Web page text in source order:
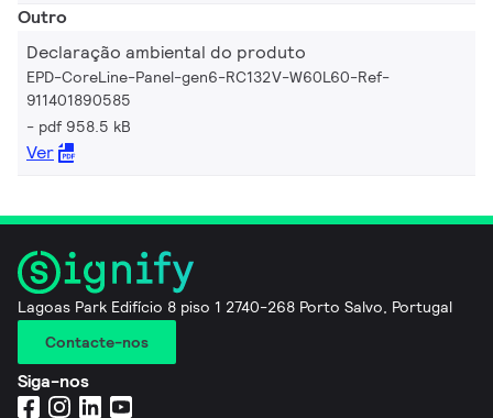
Outro
Declaração ambiental do produto
EPD-CoreLine-Panel-gen6-RC132V-W60L60-Ref-
911401890585
pdf 958.5 kB
Ver
Lagoas Park Edifício 8 piso 1 2740-268 Porto Salvo, Portugal
Contacte-nos
Siga-nos